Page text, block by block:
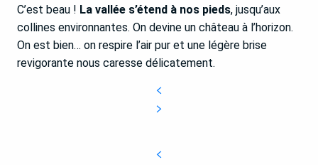
C’est beau ! La vallée s’étend à nos pieds, jusqu’aux
collines environnantes. On devine un château à l’horizon.
On est bien… on respire l’air pur et une légère brise
revigorante nous caresse délicatement.